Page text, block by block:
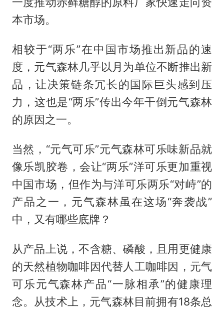
本市场。
相较于“两乐”在中国市场推出新品的速
度，元气森林几乎以月为单位不断推出新
品，让决策链条冗长的国际巨头感到压
力，这也是“两乐”传出今年干倒元气森林
的原因之一。
当然，“元气可乐”元气森林可乐味新品就
像乐凯胶卷，会让“两乐”洋可乐更加重视
中国市场，但作为与洋可乐两乐“对峙”的
产品之一，元气森林虽在这场“奔袭战”
中，又有哪些底牌？
从产品上说，不含糖、磷酸，且用更健康
的天然植物咖啡因代替人工咖啡因，元气
可乐元气森林产品“一脉相承”的健康理
念。从技术上，元气森林目前拥有18条总